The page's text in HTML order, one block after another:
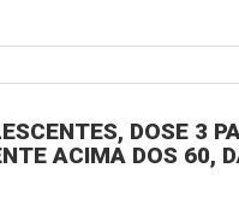
DOSE 3
ACIMA DOS 60,